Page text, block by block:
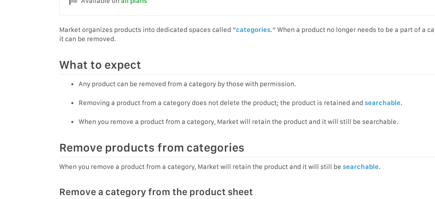
Market organizes products into dedicated spaces called “categories.“ When a product no longer needs to be a part of a
it can be removed.
What to expect
Any product can be removed from a category by those with permission.
Removing a product from a category does not delete the product; the product is retained and searchable.
When you remove a product from a category, Market will retain the product and it will still be searchable.
Remove products from categories
When you remove a product from a category, Market will retain the product and it will still be searchable.
Remove a category from the product sheet